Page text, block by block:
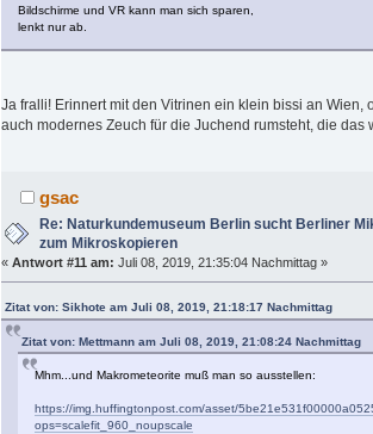
Bildschirme und VR kann man sich sparen,
lenkt nur ab.
Ja fralli! Erinnert mit den Vitrinen ein klein bissi an Wien,
auch modernes Zeuch für die Juchend rumsteht, die das
gsac
Re: Naturkundemuseum Berlin sucht Berliner
zum Mikroskopieren
« Antwort #11 am: Juli 08, 2019, 21:35:04 Nachmittag »
Zitat von: Sikhote am Juli 08, 2019, 21:18:17 Nachmittag
Zitat von: Mettmann am Juli 08, 2019, 21:08:24 Nachmittag
Mhm...und Makrometeorite muß man so ausstellen:
https://img.huffingtonpost.com/asset/
ops=scalefit_960_noupscale